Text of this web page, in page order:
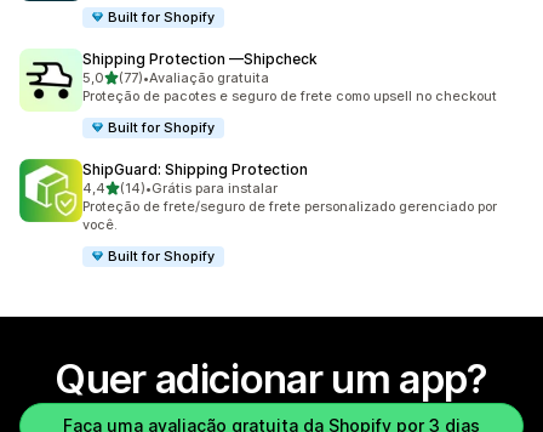
Built for Shopify
Shipping Protection —Shipcheck
5,0de 5 estrelas
(77)
77 avaliações ao todo
•Avaliação gratuita
Proteção de pacotes e seguro de frete como upsell no checkout
Built for Shopify
ShipGuard: Shipping Protection
4,4de 5 estrelas
(14)
14 avaliações ao todo
•Grátis para instalar
Proteção de frete/seguro de frete personalizado gerenciado por
você.
Built for Shopify
Quer adicionar um app?
Faça uma avaliação gratuita da Shopify por 3 dias